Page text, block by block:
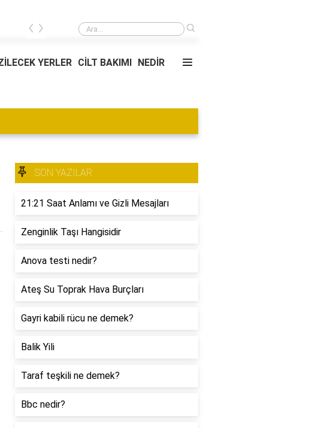
Çelik tava mı granit tava mı?
‹ ›
YERLER CİLT BAKIMI NEDİR
SON YAZILAR
21:21 Saat Anlamı ve Gizli Mesajları
Zenginlik Taşı Hangisidir
Anova testi nedir?
Ateş Su Toprak Hava Burçları
Gayri kabili rücu ne demek?
Balik Yili
Taraf teşkili ne demek?
Bbc nedir?